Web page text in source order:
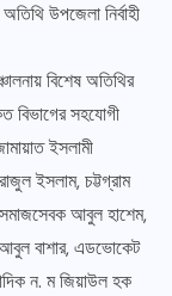
উপজেলা নির্বাহী
বিশেষ অতিথির
বিভাগের সহযোগী
ইসলামী
ইসলাম, চট্টগ্রাম
আবুল হাশেম,
আবুল বাশার, এডভোকেট
ন. ম জিয়াউল হক